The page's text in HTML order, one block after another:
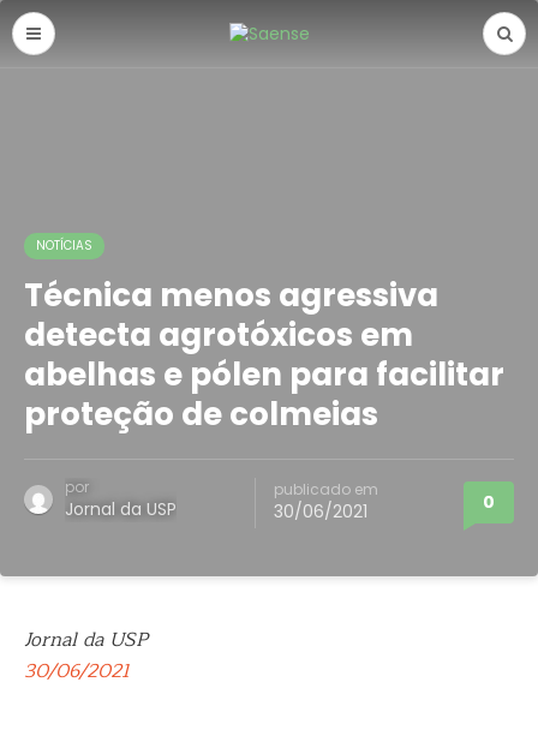
NOTÍCIAS
Técnica menos agressiva
detecta agrotóxicos em
abelhas e pólen para facilitar
proteção de colmeias
por
Jornal da USP
publicado em
30/06/2021 0
Jornal da USP
30/06/2021